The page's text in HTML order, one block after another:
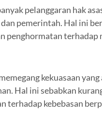
pelanggaran hak
pemerintah. Hal ini
penghormatan terhadap
kekuasaan
Hal ini sebabkan
terhadap kebebasan